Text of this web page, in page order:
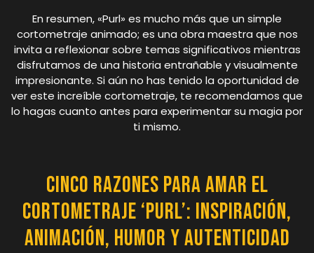
En resumen, «Purl» es mucho más que un simple
cortometraje animado; es una obra maestra que nos
invita a reflexionar sobre temas significativos mientras
disfrutamos de una historia entrañable y visualmente
impresionante. Si aún no has tenido la oportunidad de
ver este increíble cortometraje, te recomendamos que
lo hagas cuanto antes para experimentar su magia por
ti mismo.
Cinco Razones para Amar el
Cortometraje ‘Purl’: Inspiración,
Animación, Humor y Autenticidad